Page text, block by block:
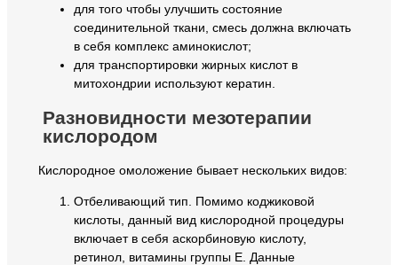
для того чтобы улучшить состояние
соединительной ткани, смесь должна включать
в себя комплекс аминокислот;
для транспортировки жирных кислот в
митохондрии используют кератин.
Разновидности мезотерапии
кислородом
Кислородное омоложение бывает нескольких видов:
Отбеливающий тип. Помимо коджиковой
кислоты, данный вид кислородной процедуры
включает в себя аскорбиновую кислоту,
ретинол, витамины группы Е. Данные